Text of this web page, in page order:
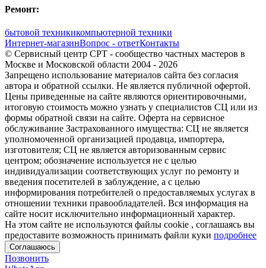
Ремонт:
бытовой техникикомпьютерной техники
Интернет-магазинВопрос - ответКонтакты
© Сервисный центр СРТ - сообщество частных мастеров в
Москве и Московской области 2004 - 2026
Запрещено использование материалов сайта без согласия
автора и обратной ссылки. Не является публичной офертой.
Цены приведенные на сайте являются ориентировочными,
итоговую стоимость можно узнать у специалистов СЦ или из
формы обратной связи на сайте. Оферта на сервисное
обслуживание Застрахованного имущества: СЦ не является
уполномоченной организацией продавца, импортера,
изготовителя; СЦ не является авторизованным сервис
центром; обозначение используется не с целью
индивидуализации соответствующих услуг по ремонту и
введения посетителей в заблуждение, а с целью
информирования потребителей о предоставляемых услугах в
отношении техники правообладателей. Вся информация на
сайте носит исключительно информационный характер.
На этом сайте не используются файлы cookie , соглашаясь вы
предоставите возможность принимать файли куки подробнее
Соглашаюсь
Позвонить